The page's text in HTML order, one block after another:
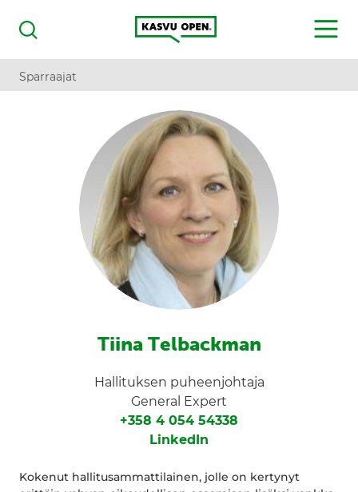
Haku
Kasvu Open
MENU
Sparraajat
Tiina Telbackman
Hallituksen puheenjohtaja
General Expert
+358 4 054 54338
LinkedIn
Kokenut hallitusammattilainen, jolle on kertynyt